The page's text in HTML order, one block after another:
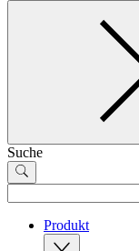
Suche
Produkt